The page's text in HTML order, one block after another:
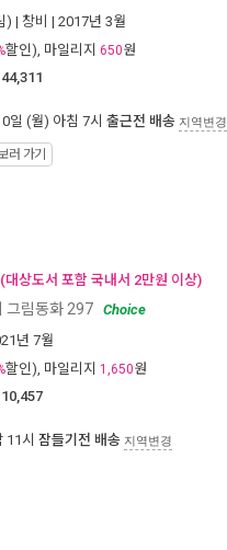
) | 창비 | 2017년 3월
할인), 마일리지 650원
44,311
일 (월) 아침 7시 출근전 배송 지역변경
러 가기
상도서 포함 국내서 2만원 이상)
그림동화 297 Choice
년 7월
할인), 마일리지 1,650원
10,457
11시 잠들기전 배송 지역변경